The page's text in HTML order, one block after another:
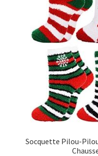
Socquette Pilou-